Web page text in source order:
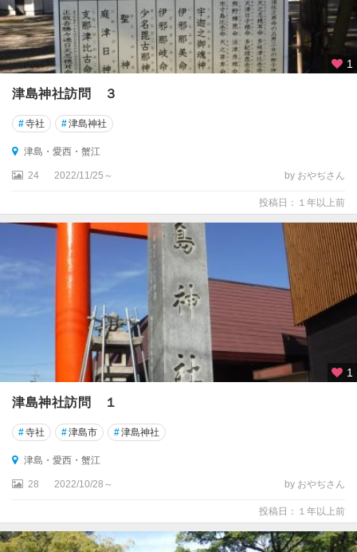
1
津島神社訪問 ３
#寺社 #津島神社
津島・愛西・蟹江
24 2022/11/25～ by おやぢさん
投稿日：１年以上前
1
津島神社訪問 １
#寺社 #津島市 #津島神社
津島・愛西・蟹江
28 2022/10/28～ by おやぢさん
投稿日：１年以上前